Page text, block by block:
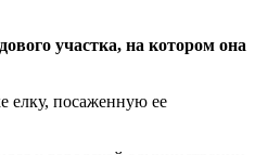
участка, на котором она
елку, посаженную ее